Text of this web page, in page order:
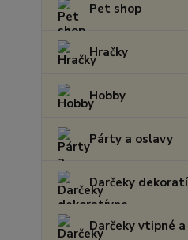
Pet shop
Hračky
Hobby
Párty a oslavy
Darčeky
Darčeky vtipné